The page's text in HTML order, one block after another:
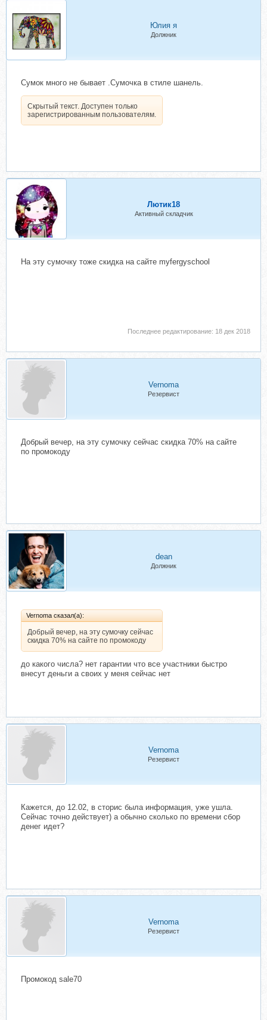
Юлия я
Должник
Сумок много не бывает .Сумочка в стиле шанель.
Скрытый текст. Доступен только
зарегистрированным пользователям.
Лютик18
Активный складчик
На эту сумочку тоже скидка на сайте myfergyschool
Последнее редактирование: 18 дек 2018
Vernoma
Резервист
Добрый вечер, на эту сумочку сейчас скидка 70% на сайте
по промокоду
dean
Должник
Vernoma сказал(а):
Добрый вечер, на эту сумочку сейчас
скидка 70% на сайте по промокоду
до какого числа? нет гарантии что все участники быстро
внесут деньги а своих у меня сейчас нет
Vernoma
Резервист
Кажется, до 12.02, в сторис была информация, уже ушла.
Сейчас точно действует) а обычно сколько по времени сбор
денег идет?
Vernoma
Резервист
Промокод sale70